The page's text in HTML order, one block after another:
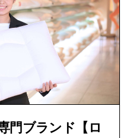
門ブランド【ロ